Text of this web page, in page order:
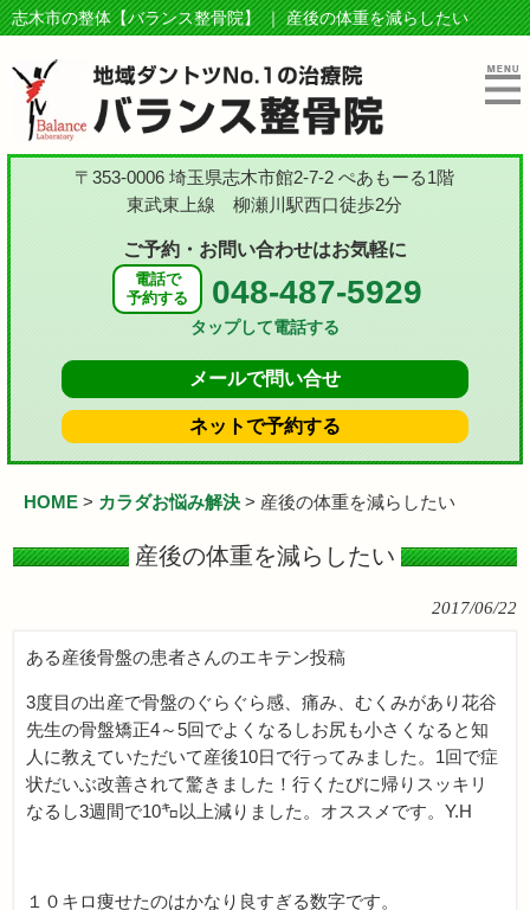
志木市の整体【バランス整骨院】 ｜ 産後の体重を減らしたい
〒353-0006 埼玉県志木市館2-7-2 ぺあもーる1階
東武東上線 柳瀬川駅西口徒歩2分
ご予約・お問い合わせはお気軽に
電話で
予約する
048-487-5929
タップして電話する
メールで問い合せ
ネットで予約する
HOME > カラダお悩み解決 > 産後の体重を減らしたい
産後の体重を減らしたい
2017/06/22
ある産後骨盤の患者さんのエキテン投稿
3度目の出産で骨盤のぐらぐら感、痛み、むくみがあり花谷
先生の骨盤矯正4～5回でよくなるしお尻も小さくなると知
人に教えていただいて産後10日で行ってみました。1回で症
状だいぶ改善されて驚きました！行くたびに帰りスッキリ
なるし3週間で10㌔以上減りました。オススメです。Y.H
１０キロ痩せたのはかなり良すぎる数字です。